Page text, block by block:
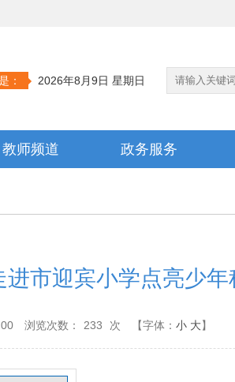
： 2026年8月9日 星期日
教师频道 政务服务
市迎宾小学点亮少年
浏览次数： 233 次 【字体： 小 大】